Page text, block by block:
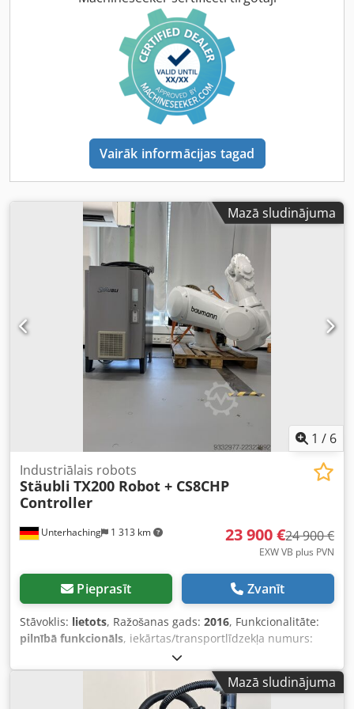
izgatavošanas gads 2016. Mēs piedāvājam lietotu Stäubli
TP80 SCARA robotu komplektā ar oriģinālo Stäubli CS8C
kontrolieri pārdošanai. Tehniskie dati: Ražotājs: Stäubli
Modelis: TP80 Kontrolieris: CS8C-TP80 Izgatavošanas gads:
2016 4-asu SCARA robots Maksimālā kravnesība: 0,5 kg
Darba rādiuss: 800 mm Stāvoklis: lietots Kopējais svars (ar
kontrolieri) = 126 kg Dsdpfjzlkf Ssx Ahcock Robota svars: 68
kg Komplektācija: Stäubli TP80 robots Oriģinālais Stäubli
CS8C-TP80 kontrolieris Savienojuma kabelis Lietošanas
instrukcijas Komplektācija atbilstoši fotogrāfijām Robots ir
no rūpnieciskās pētniecības un izstrādes vides, un tas tika
un ir ideāli piemērota automatizācijas, montāžas, "pick-
and-place" vai iepakojšanas lietojumiem. Iespējama
apskate pēc iepriekšējas vienošanās. Papildu fotogrāfijas
vai tehniskā informācija tiks nosūtītas pēc pieprasījuma.
Vairāk informācijas tagad
Mazā sludinājuma
1 / 6
Unterhaching 1 313 km
Industriālais robots
Stäubli TX200 Robot + CS8CHP
Controller
23 900 €24 900 €
EXW VB plus PVN
Pieprasīt Zvanīt
Stāvoklis: lietots, Ražošanas gads: 2016, Funkcionalitāte:
pilnībā funkcionāls, iekārtas/transportlīdzekļa numurs:
, kopējais svars:
kg, ieejas spriegums:400 V, ievades strāvas veids:trīsfāzu,
Stäubli TX200 industriālais robots, komplektā ar CS8CHP
kontrolieri un Stäubli mācību paneli – izgatavošanas gads
Mazā sludinājuma